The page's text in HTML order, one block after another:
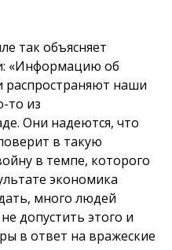
так объясняет
«Информацию об
наши
то из
Они надеются, что
в такую
в темпе, которого
экономика
много людей
допустить этого и
в ответ на вражеские